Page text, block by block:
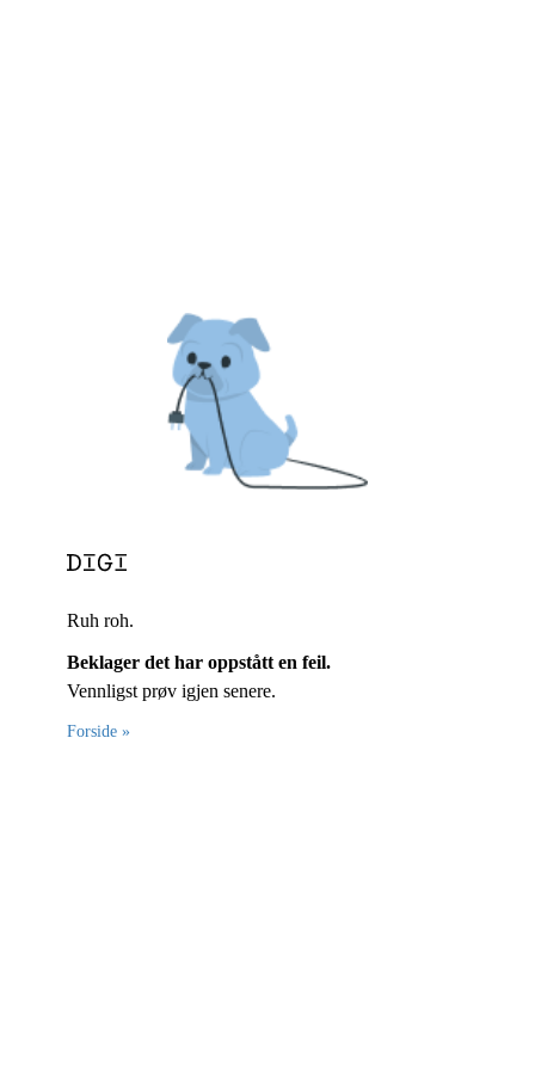
Ruh roh.
Beklager det har oppstått en feil.
Vennligst prøv igjen senere.
Forside »